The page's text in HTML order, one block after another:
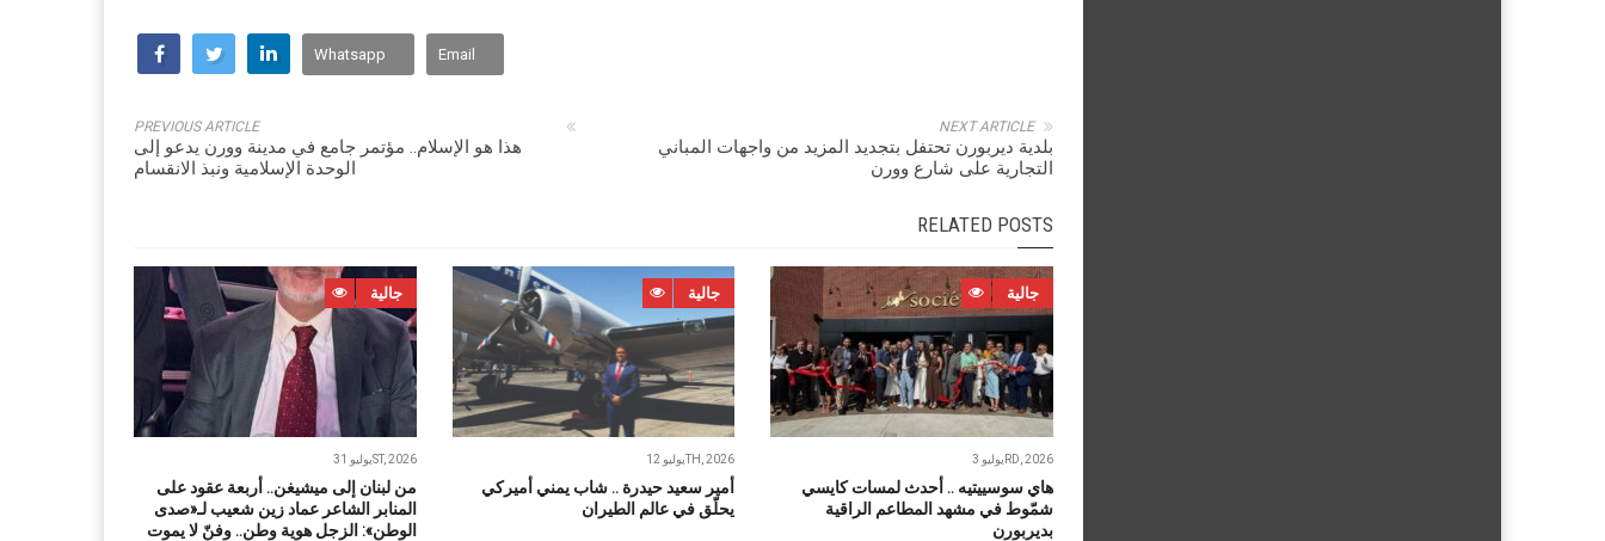
Whatsapp Email
NEXT ARTICLE
بلدية ديربورن تحتفل بتجديد المزيد من واجهات المباني
التجارية على شارع وورن
PREVIOUS ARTICLE
هذا هو الإسلام.. مؤتمر جامع في مدينة وورن يدعو إلى
الوحدة الإسلامية ونبذ الانقسام
RELATED POSTS
جالية
يوليو 31ST, 2026
من لبنان إلى ميشيغن.. أربعة عقود على
المنابر الشاعر عماد زين شعيب لـ«صدى
الوطن»: الزجل هوية وطن.. وفنّ لا يموت
جالية
يوليو 12TH, 2026
أمير سعيد حيدرة .. شاب يمني أميركي
يحلّق في عالم الطيران
جالية
يوليو 3RD, 2026
هاي سوسييتيه .. أحدث لمسات كايسي
شمّوط في مشهد المطاعم الراقية
بديربورن